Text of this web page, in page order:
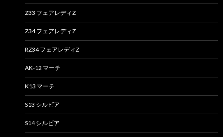
Z33 フェアレディZ
Z34 フェアレディZ
RZ34 フェアレディZ
AK-12 マーチ
K13 マーチ
S13 シルビア
S14 シルビア